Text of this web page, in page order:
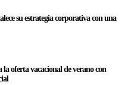
su estrategia corporativa con una
oferta vacacional de verano con